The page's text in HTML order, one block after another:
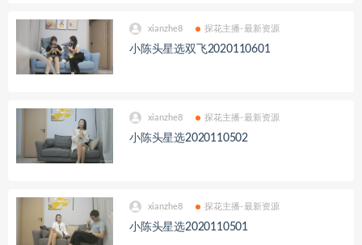
xianzhe8 探花主播-最新资源
小陈头星选双飞2020110601
xianzhe8 探花主播-最新资源
小陈头星选2020110502
xianzhe8 探花主播-最新资源
小陈头星选2020110501